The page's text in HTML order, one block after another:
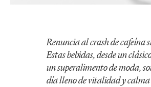
Renuncia al crash de cafeína
Estas bebidas, desde un
un superalimento de moda,
día lleno de vitalidad y calma